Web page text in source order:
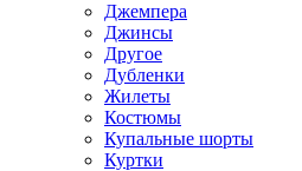
Джемпера
Джинсы
Другое
Дубленки
Жилеты
Костюмы
Купальные шорты
Куртки